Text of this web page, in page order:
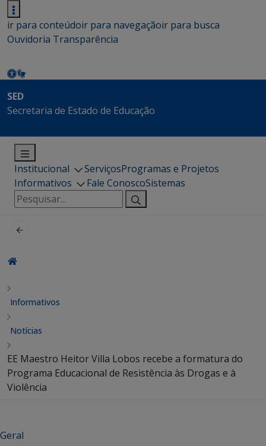
ir para conteúdoir para navegaçãoir para busca
Ouvidoria Transparência
SED
Secretaria de Estado de Educação
Institucional ServiçosProgramas e Projetos
Informativos
Fale ConoscoSistemas
Pesquisar
por:
Informativos
Notícias
EE Maestro Heitor Villa Lobos recebe a formatura do
Programa Educacional de Resistência às Drogas e à
Violência
Geral